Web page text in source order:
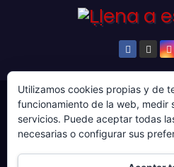
© Copyright 2024. Todos
Web gestionada por
Utilizamos cookies propias y de
funcionamiento de la web, medir
servicios. Puede aceptar todas
necesarias o configurar sus